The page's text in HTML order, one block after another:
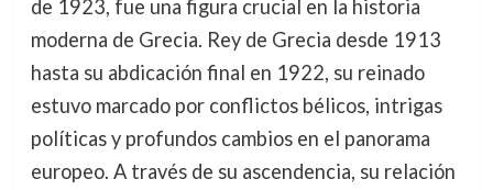
de 1923, fue una figura crucial en la historia
moderna de Grecia. Rey de Grecia desde 1913
hasta su abdicación final en 1922, su reinado
estuvo marcado por conflictos bélicos, intrigas
políticas y profundos cambios en el panorama
europeo. A través de su ascendencia, su relación